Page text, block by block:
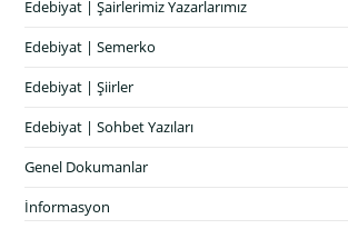
Edebiyat | Şairlerimiz Yazarlarımız
Edebiyat | Semerko
Edebiyat | Şiirler
Edebiyat | Sohbet Yazıları
Genel Dokumanlar
İnformasyon